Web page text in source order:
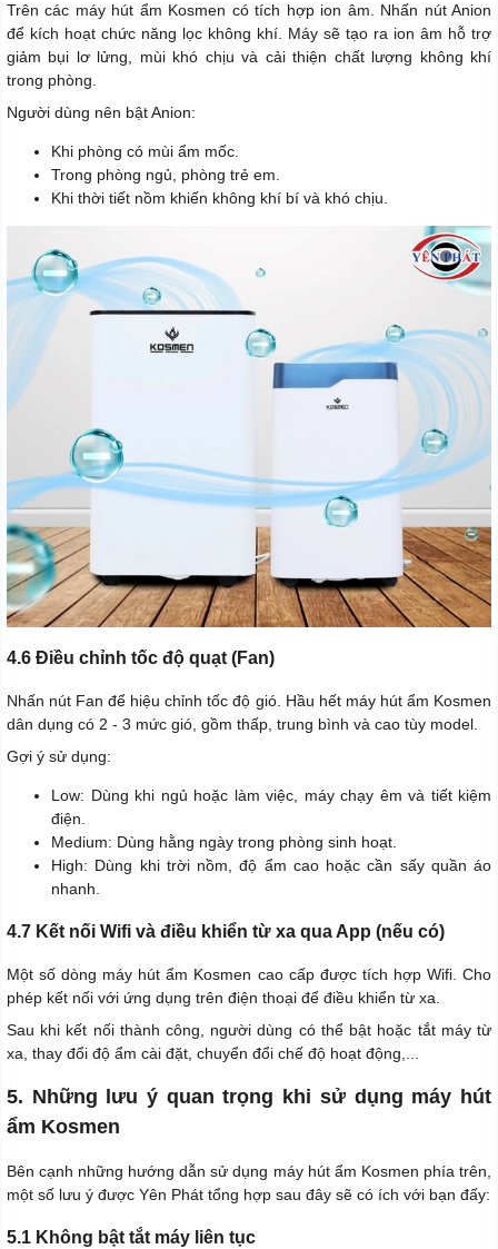
Trên các máy hút ẩm Kosmen có tích hợp ion âm. Nhấn nút Anion
để kích hoạt chức năng lọc không khí. Máy sẽ tạo ra ion âm hỗ trợ
giảm bụi lơ lửng, mùi khó chịu và cải thiện chất lượng không khí
trong phòng.
Người dùng nên bật Anion:
Khi phòng có mùi ẩm mốc.
Trong phòng ngủ, phòng trẻ em.
Khi thời tiết nồm khiến không khí bí và khó chịu.
4.6 Điều chỉnh tốc độ quạt (Fan)
Nhấn nút Fan để hiệu chỉnh tốc độ gió. Hầu hết máy hút ẩm Kosmen
dân dụng có 2 - 3 mức gió, gồm thấp, trung bình và cao tùy model.
Gợi ý sử dụng:
Low: Dùng khi ngủ hoặc làm việc, máy chạy êm và tiết kiệm
điện.
Medium: Dùng hằng ngày trong phòng sinh hoạt.
High: Dùng khi trời nồm, độ ẩm cao hoặc cần sấy quần áo
nhanh.
4.7 Kết nối Wifi và điều khiển từ xa qua App (nếu có)
Một số dòng máy hút ẩm Kosmen cao cấp được tích hợp Wifi. Cho
phép kết nối với ứng dụng trên điện thoại để điều khiển từ xa.
Sau khi kết nối thành công, người dùng có thể bật hoặc tắt máy từ
xa, thay đổi độ ẩm cài đặt, chuyển đổi chế độ hoạt động,...
5. Những lưu ý quan trọng khi sử dụng máy hút
ẩm Kosmen
Bên cạnh những hướng dẫn sử dụng máy hút ẩm Kosmen phía trên,
một số lưu ý được Yên Phát tổng hợp sau đây sẽ có ích với bạn đấy:
5.1 Không bật tắt máy liên tục